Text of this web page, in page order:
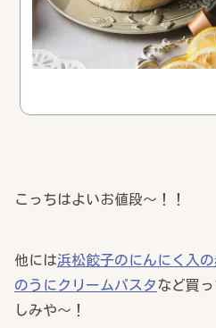
こっちはよいお値段～！！
他には浜松餃子のにんにく入
のうにクリームパスタなど買
しみや～！